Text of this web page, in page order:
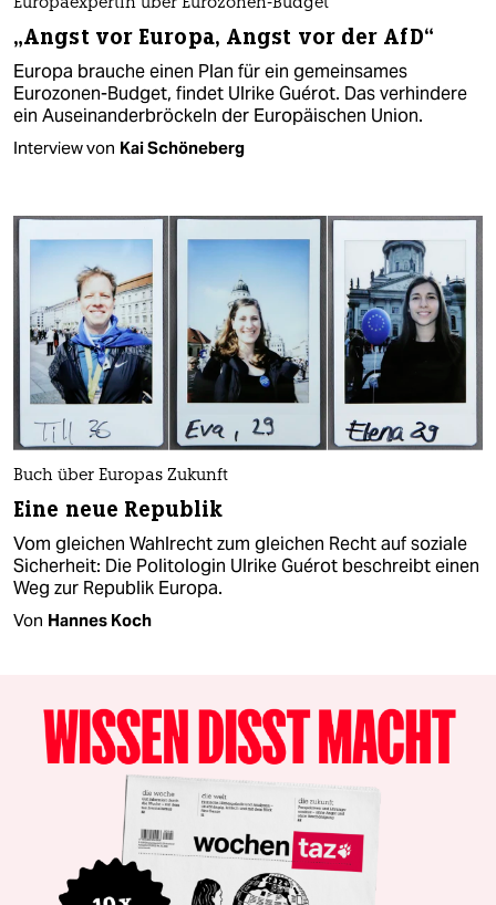
Europaexpertin über Eurozonen-Budget
„Angst vor Europa, Angst vor der AfD“
Europa brauche einen Plan für ein gemeinsames
Eurozonen-Budget, findet Ulrike Guérot. Das verhindere
ein Auseinanderbröckeln der Europäischen Union.
Interview von Kai Schöneberg
Buch über Europas Zukunft
Eine neue Republik
Vom gleichen Wahlrecht zum gleichen Recht auf soziale
Sicherheit: Die Politologin Ulrike Guérot beschreibt einen
Weg zur Republik Europa.
Von Hannes Koch